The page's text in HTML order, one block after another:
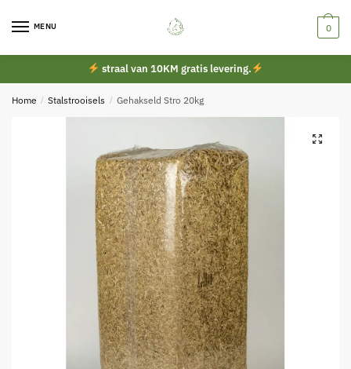
MENU 0
straal van 10KM gratis levering.
Home / Stalstrooisels / Gehakseld Stro 20kg